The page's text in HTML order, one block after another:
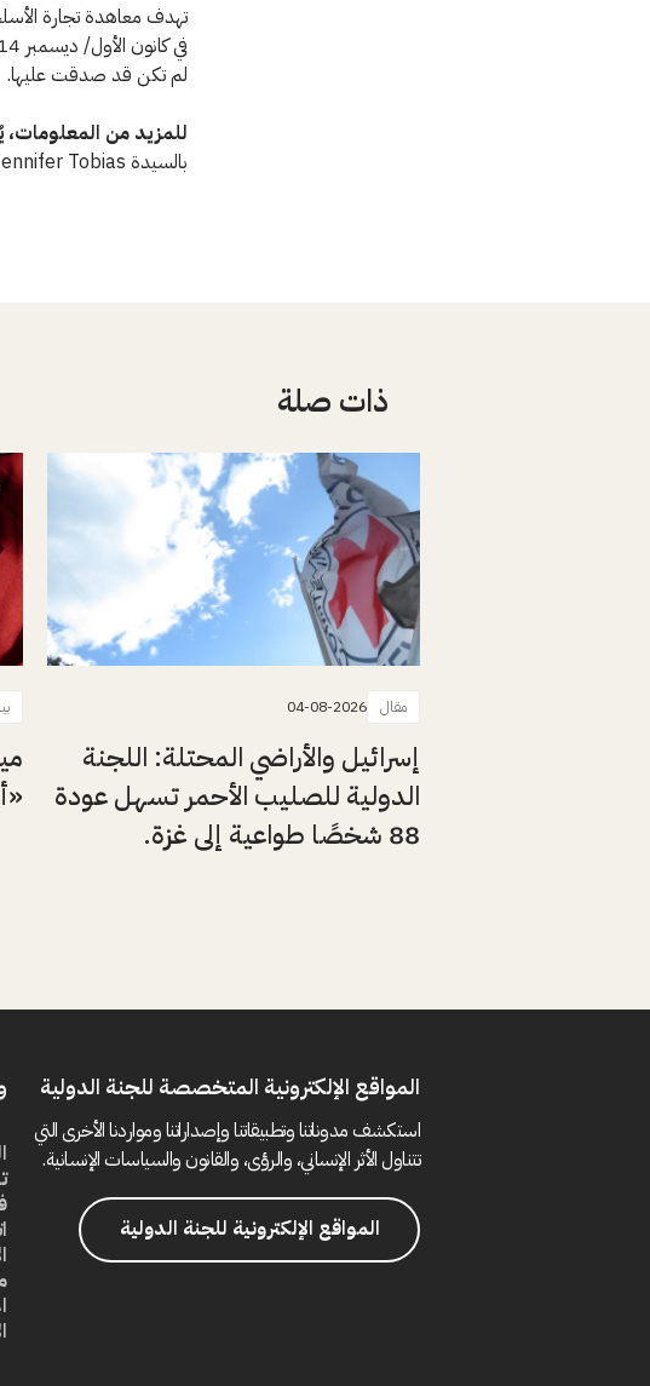
تهدف معاهدة تجارة
لم تكن قد صدقت عليها.
للمزيد من المعلومات،
بالسيدة Jennifer Tobias، الهاتف: 9248 536 79 0041
ذات صلة
مقال 04-08-2026
إسرائيل والأراضي المحتلة: اللجنة
الدولية للصليب الأحمر تسهل عودة
88 شخصًا طواعية إلى غزة.
المواقع الإلكترونية المتخصصة للجنة الدولية
استكشف مدوناتنا وتطبيقاتنا وإصداراتنا ومواردنا الأخرى التي
تتناول الأثر الإنساني، والرؤى، والقانون والسياسات الإنسانية.
المواقع الإلكترونية للجنة الدولية